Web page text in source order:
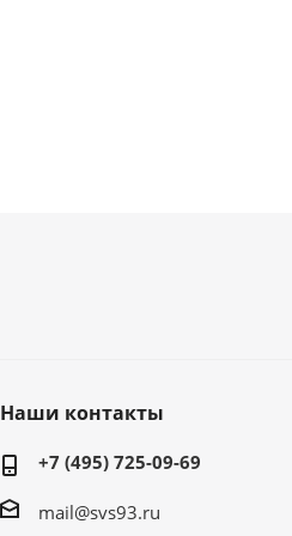
Наши контакты
+7 (495) 725-09-69
mail@svs93.ru